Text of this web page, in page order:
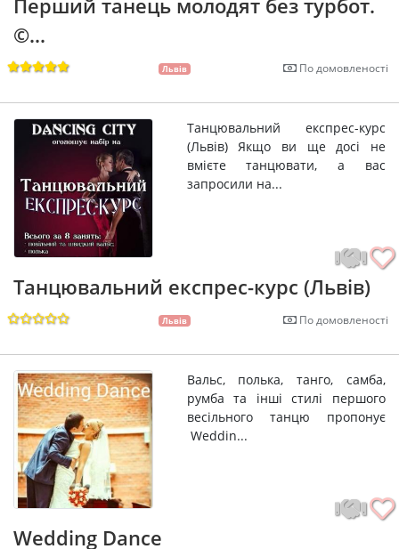
Перший танець молодят без турбот.
©...
Львів По домовленості
Танцювальний експрес-курс
(Львів) Якщо ви ще досі не
вмієте танцювати, а вас
запросили на...
Танцювальний експрес-курс (Львів)
Львів По домовленості
Вальс, полька, танго, самба,
румба та інші стилі першого
весільного танцю пропонує
Weddin...
Wedding Dance